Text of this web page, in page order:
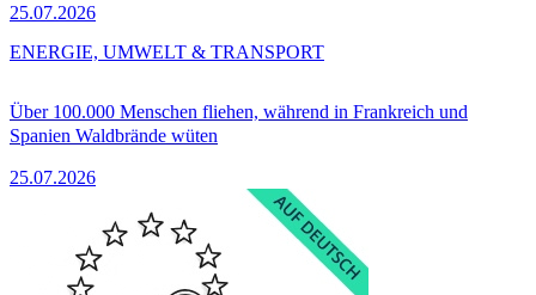
25.07.2026
Über 100.000 Menschen fliehen, während in Frankreich und
Spanien Waldbrände wüten
25.07.2026
ENERGIE, UMWELT & TRANSPORT